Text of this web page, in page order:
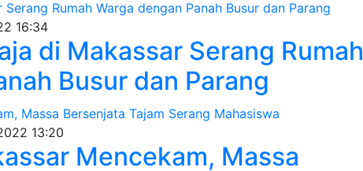
16:34
di Makassar Serang Rumah
Busur dan Parang
13:20
Mencekam, Massa